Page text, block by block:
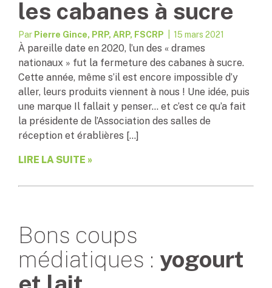
les cabanes à sucre
Par Pierre Gince, PRP, ARP, FSCRP | 15 mars 2021
À pareille date en 2020, l’un des « drames
nationaux » fut la fermeture des cabanes à sucre.
Cette année, même s’il est encore impossible d’y
aller, leurs produits viennent à nous ! Une idée, puis
une marque Il fallait y penser… et c’est ce qu’a fait
la présidente de l’Association des salles de
réception et érablières […]
LIRE LA SUITE »
Bons coups
médiatiques : yogourt